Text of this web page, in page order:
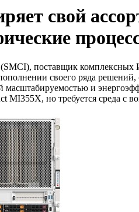
свой
поставщик
своего ряда
масштабируемостью и
MI355X, но требуется среда с